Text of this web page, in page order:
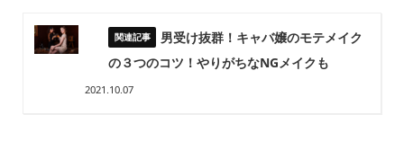
男受け抜群！キャバ嬢のモテメイク
の３つのコツ！やりがちなNGメイクも
2021.10.07